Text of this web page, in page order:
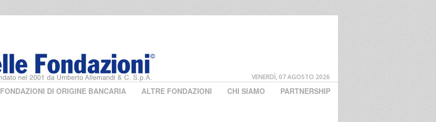
VENERDÌ, 07 AGOSTO 2026
FONDAZIONI DI ORIGINE BANCARIA ALTRE FONDAZIONI CHI SIAMO PARTNERSHIP